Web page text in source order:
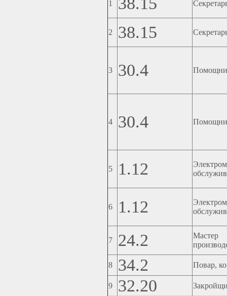
1
2 38.15
3 30.4
4 30.4
5 1.12
6 1.12
7 24.2
Мастер
8 34.2 Повар,
9 32.20